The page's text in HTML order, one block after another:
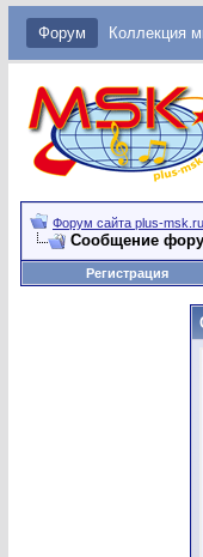
Форум Коллекция
Форум сайта plus-msk.ru
Сообщение
Регистрация